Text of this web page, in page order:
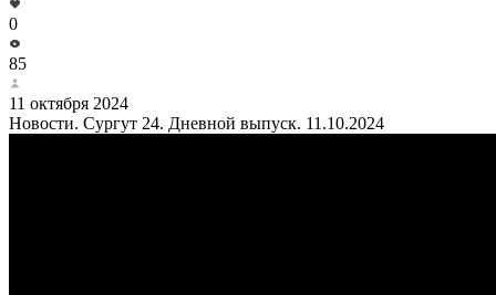
0
85
11 октября 2024
Новости. Сургут 24. Дневной выпуск. 11.10.2024